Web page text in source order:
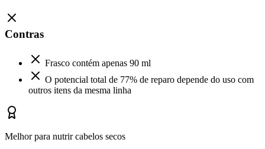
Contras
Frasco contém apenas 90 ml
O potencial total de 77% de reparo depende do uso com
outros itens da mesma linha
Melhor para nutrir cabelos secos